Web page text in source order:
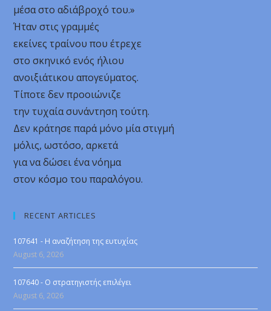
μέσα στο αδιάβροχό του.»
Ήταν στις γραμμές
εκείνες τραίνου που έτρεχε
στο σκηνικό ενός ήλιου
ανοιξιάτικου απογεύματος.
Τίποτε δεν προοιώνιζε
την τυχαία συνάντηση τούτη.
Δεν κράτησε παρά μόνο μία στιγμή
μόλις, ωστόσο, αρκετά
για να δώσει ένα νόημα
στον κόσμο του παραλόγου.
RECENT ARTICLES
107641 - Η αναζήτηση της ευτυχίας
August 6, 2026
107640 - Ο στρατηγιστής επιλέγει
August 6, 2026